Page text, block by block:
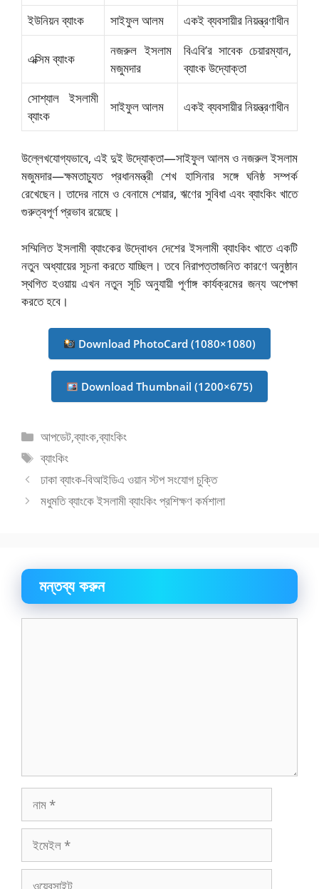
ইউনিয়ন ব্যাংক সাইফুল আলম একই ব্যবসায়ীর নিয়ন্ত্রণাধীন
এক্সিম ব্যাংক
নজরুল ইসলাম
মজুমদার
বিএবি’র সাবেক চেয়ারম্যান,
ব্যাংক উদ্যোক্তা
সোশ্যাল ইসলামী
ব্যাংক
সাইফুল আলম একই ব্যবসায়ীর নিয়ন্ত্রণাধীন
উল্লেখযোগ্যভাবে, এই দুই উদ্যোক্তা—সাইফুল আলম ও নজরুল ইসলাম
মজুমদার—ক্ষমতাচ্যুত প্রধানমন্ত্রী শেখ হাসিনার সঙ্গে ঘনিষ্ঠ সম্পর্ক
রেখেছেন। তাদের নামে ও বেনামে শেয়ার, ঋণের সুবিধা এবং ব্যাংকিং খাতে
গুরুত্বপূর্ণ প্রভাব রয়েছে।
সম্মিলিত ইসলামী ব্যাংকের উদ্বোধন দেশের ইসলামী ব্যাংকিং খাতে একটি
নতুন অধ্যায়ের সূচনা করতে যাচ্ছিল। তবে নিরাপত্তাজনিত কারণে অনুষ্ঠান
স্থগিত হওয়ায় এখন নতুন সূচি অনুযায়ী পূর্ণাঙ্গ কার্যক্রমের জন্য অপেক্ষা
করতে হবে।
Download PhotoCard (1080×1080)
Download Thumbnail (1200×675)
বিভাগ
সমূহ
আপডেট,ব্যাংক,ব্যাংকিং
ট্যাগ
সমূহ
ব্যাংকিং
ঢাকা ব্যাংক-বিআইডিএ ওয়ান স্টপ সংযোগ চুক্তি
মধুমতি ব্যাংকে ইসলামী ব্যাংকিং প্রশিক্ষণ কর্মশালা
মন্তব্য করুন
ইমেইল